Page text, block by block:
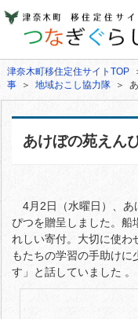
津奈木町移住定住サイトTOP
事 ＞地域おこし協力隊 ＞
あけぼの苑えん
4月2日（水曜日）、あ
ぴつを贈呈しました。船
れしい寄付。大切に使わ
もたちの学習の手助け
す」と話していました